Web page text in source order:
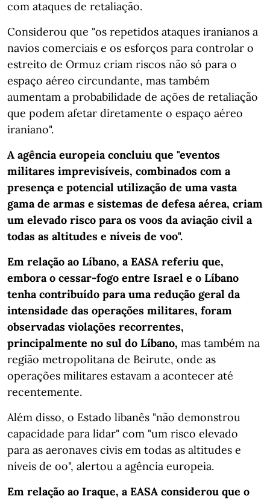
com ataques de retaliação.
Considerou que "os repetidos ataques iranianos a
navios comerciais e os esforços para controlar o
estreito de Ormuz criam riscos não só para o
espaço aéreo circundante, mas também
aumentam a probabilidade de ações de retaliação
que podem afetar diretamente o espaço aéreo
iraniano".
A agência europeia concluiu que "eventos
militares imprevisíveis, combinados com a
presença e potencial utilização de uma vasta
gama de armas e sistemas de defesa aérea, criam
um elevado risco para os voos da aviação civil a
todas as altitudes e níveis de voo".
Em relação ao Líbano, a EASA referiu que,
embora o cessar-fogo entre Israel e o Líbano
tenha contribuído para uma redução geral da
intensidade das operações militares, foram
observadas violações recorrentes,
principalmente no sul do Líbano, mas também na
região metropolitana de Beirute, onde as
operações militares estavam a acontecer até
recentemente.
Além disso, o Estado libanês "não demonstrou
capacidade para lidar" com "um risco elevado
para as aeronaves civis em todas as altitudes e
níveis de oo", alertou a agência europeia.
Em relação ao Iraque, a EASA considerou que o